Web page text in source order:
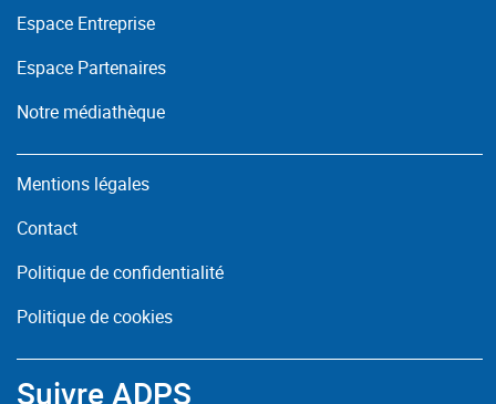
Espace Entreprise
Espace Partenaires
Notre médiathèque
Mentions légales
Contact
Politique de confidentialité
Politique de cookies
Suivre ADPS